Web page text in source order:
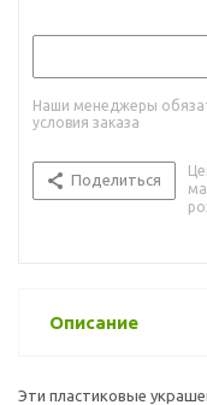
Наши менеджеры
условия заказа
Поделиться
Описание
Эти пластиковые